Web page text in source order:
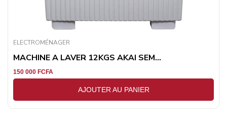
ELECTROMÉNAGER
MACHINE A LAVER 12KGS AKAI SEM...
150 000 FCFA
AJOUTER AU PANIER